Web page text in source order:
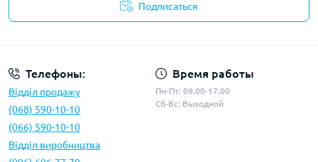
Подписаться
Телефоны:
Відділ продажу
(068) 590-10-10
(066) 590-10-10
Відділ виробництва
Время работы
Пн-Пт: 09.00-17.00
Сб-Вс: Выходной